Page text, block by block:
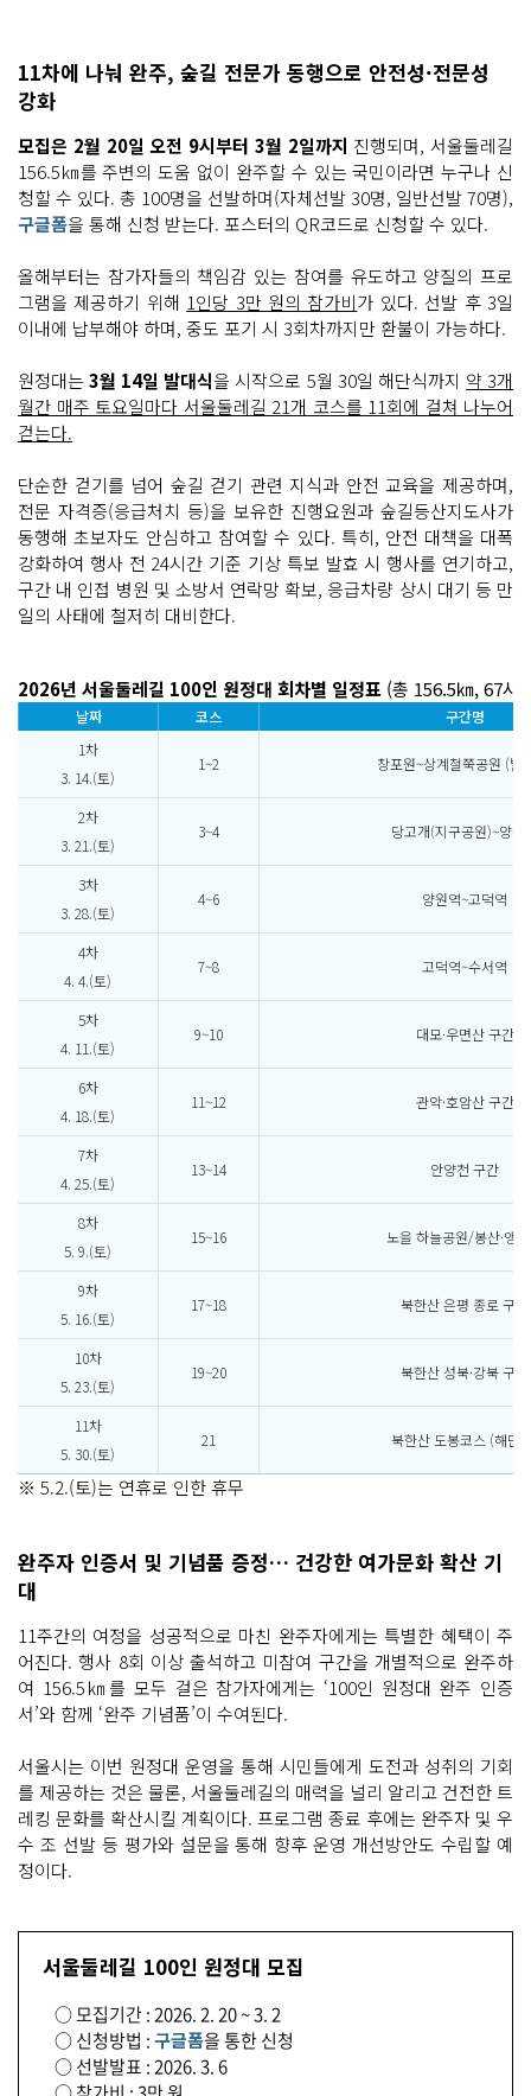
11차에 나눠 완주, 숲길 전문가 동행으로 안전성·전문성
강화
모집은 2월 20일 오전 9시부터 3월 2일까지 진행되며, 서울둘레길
156.5㎞를 주변의 도움 없이 완주할 수 있는 국민이라면 누구나 신
청할 수 있다. 총 100명을 선발하며(자체선발 30명, 일반선발 70명),
구글폼을 통해 신청 받는다. 포스터의 QR코드로 신청할 수 있다.
올해부터는 참가자들의 책임감 있는 참여를 유도하고 양질의 프로
그램을 제공하기 위해 1인당 3만 원의 참가비가 있다. 선발 후 3일
이내에 납부해야 하며, 중도 포기 시 3회차까지만 환불이 가능하다.
원정대는3월 14일 발대식을 시작으로 5월 30일 해단식까지 약 3개
월간 매주 토요일마다 서울둘레길 21개 코스를 11회에 걸쳐 나누어
걷는다.
단순한 걷기를 넘어 숲길 걷기 관련 지식과 안전 교육을 제공하며,
전문 자격증(응급처치 등)을 보유한 진행요원과 숲길등산지도사가
동행해 초보자도 안심하고 참여할 수 있다. 특히, 안전 대책을 대폭
강화하여 행사 전 24시간 기준 기상 특보 발효 시 행사를 연기하고,
구간 내 인접 병원 및 소방서 연락망 확보, 응급차량 상시 대기 등 만
일의 사태에 철저히 대비한다.
2026년 서울둘레길 100인 원정대 회차별 일정표 (총 156.5㎞, 67시
날짜 코스
구간명
1차
3. 14.(토)
1~2 창포원~상계철쭉공원 (발
2차
3. 21.(토)
3~4 당고개(지구공원)~양원
3차
3. 28.(토)
4~6 양원역~고덕역
4차
4. 4.(토)
7~8 고덕역~수서역
5차
4. 11.(토)
9~10 대모·우면산 구간
6차
4. 18.(토)
11~12 관악·호암산 구간
7차
4. 25.(토)
13~14 안양천 구간
8차
5. 9.(토)
15~16 노을 하늘공원/봉산·앵
9차
5. 16.(토)
17~18 북한산 은평 종로 구간
10차
5. 23.(토)
19~20 북한산 성북·강북 구간
11차
5. 30.(토)
21 북한산 도봉코스 (해단
※ 5.2.(토)는 연휴로 인한 휴무
완주자 인증서 및 기념품 증정… 건강한 여가문화 확산 기
대
11주간의 여정을 성공적으로 마친 완주자에게는 특별한 혜택이 주
어진다. 행사 8회 이상 출석하고 미참여 구간을 개별적으로 완주하
여 156.5㎞를 모두 걸은 참가자에게는 ‘100인 원정대 완주 인증
서’와 함께 ‘완주 기념품’이 수여된다.
서울시는 이번 원정대 운영을 통해 시민들에게 도전과 성취의 기회
를 제공하는 것은 물론, 서울둘레길의 매력을 널리 알리고 건전한 트
레킹 문화를 확산시킬 계획이다. 프로그램 종료 후에는 완주자 및 우
수 조 선발 등 평가와 설문을 통해 향후 운영 개선방안도 수립할 예
정이다.
서울둘레길 100인 원정대 모집
○ 모집기간 : 2026. 2. 20 ~ 3. 2
○ 신청방법 :구글폼을 통한 신청
○ 선발발표 : 2026. 3. 6